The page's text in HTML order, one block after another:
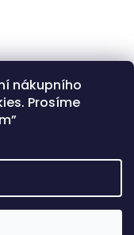
nákupního
Prosíme
technologie?